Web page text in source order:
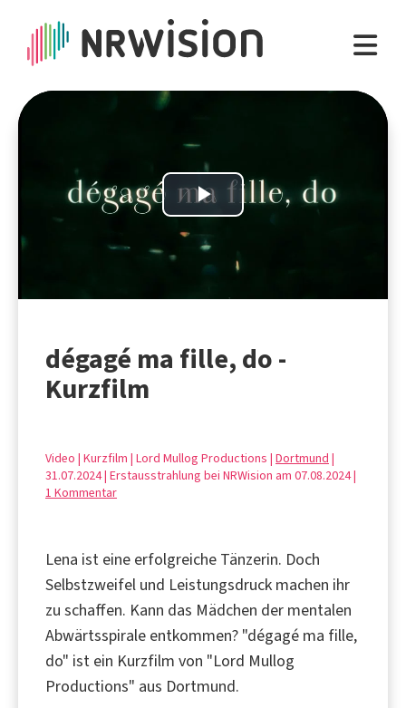
Play
Video
dégagé ma fille, do -
Kurzfilm
Video | Kurzfilm | Lord Mullog Productions | Dortmund |
31.07.2024 | Erstausstrahlung bei NRWision am 07.08.2024 |
1 Kommentar
Lena ist eine erfolgreiche Tänzerin. Doch
Selbstzweifel und Leistungsdruck machen ihr
zu schaffen. Kann das Mädchen der mentalen
Abwärtsspirale entkommen? "dégagé ma fille,
do" ist ein Kurzfilm von "Lord Mullog
Productions" aus Dortmund.